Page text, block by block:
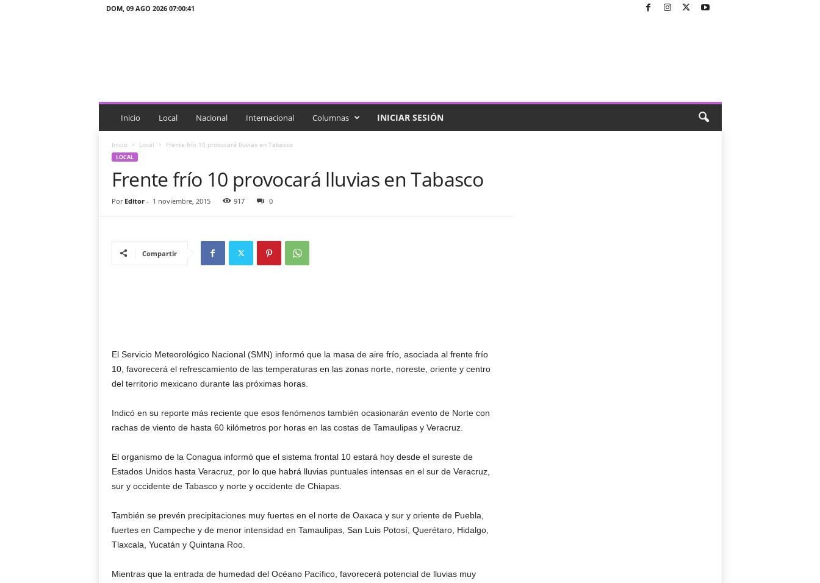
DOM, 09 AGO 2026 07:00:41
c
a
Inicio Local Nacional Internacional Columnas INICIAR SESIÓN
Inicio Local Frente frío 10 provocará lluvias en Tabasco
LOCAL
Frente frío 10 provocará lluvias en Tabasco
Por Editor- 1 noviembre, 2015 917 0
Compartir
El Servicio Meteorológico Nacional (SMN) informó que la masa de aire frío, asociada al frente frío
10, favorecerá el refrescamiento de las temperaturas en las zonas norte, noreste, oriente y centro
del territorio mexicano durante las próximas horas.
Indicó en su reporte más reciente que esos fenómenos también ocasionarán evento de Norte con
rachas de viento de hasta 60 kilómetros por horas en las costas de Tamaulipas y Veracruz.
El organismo de la Conagua informó que el sistema frontal 10 estará hoy desde el sureste de
Estados Unidos hasta Veracruz, por lo que habrá lluvias puntuales intensas en el sur de Veracruz,
sur y occidente de Tabasco y norte y occidente de Chiapas.
También se prevén precipitaciones muy fuertes en el norte de Oaxaca y sur y oriente de Puebla,
fuertes en Campeche y de menor intensidad en Tamaulipas, San Luis Potosí, Querétaro, Hidalgo,
Tlaxcala, Yucatán y Quintana Roo.
Mientras que la entrada de humedad del Océano Pacífico, favorecerá potencial de lluvias muy